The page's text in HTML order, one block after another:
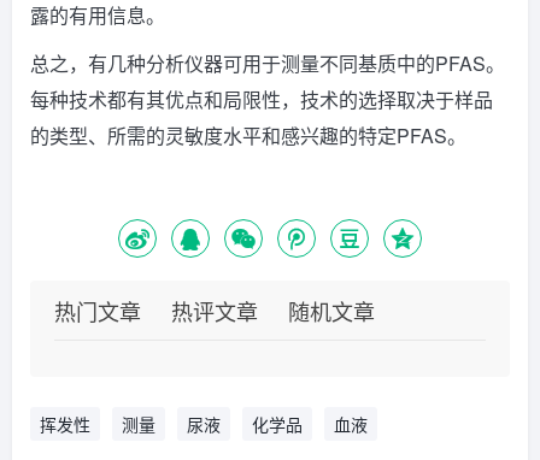
露的有用信息。
总之，有几种分析仪器可用于测量不同基质中的PFAS。
每种技术都有其优点和局限性，技术的选择取决于样品
的类型、所需的灵敏度水平和感兴趣的特定PFAS。
热门文章 热评文章 随机文章
挥发性 测量 尿液 化学品 血液